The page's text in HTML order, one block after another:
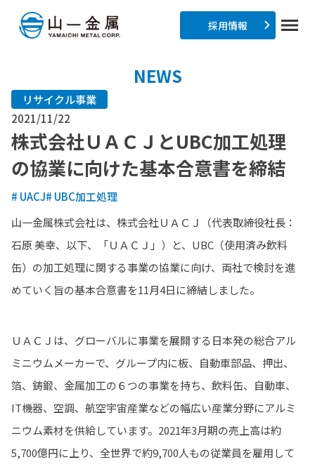
採用情報
NEWS
リサイクル事業
2021/11/22
株式会社ＵＡＣＪとUBC加工処理
の協業に向けた基本合意書を締結
# UACJ# UBC加工処理
山一金属株式会社は、株式会社ＵＡＣＪ（代表取締役社長：
石原 美幸、以下、「ＵＡＣＪ」）と、UBC（使用済み飲料
缶）の加工処理に関する事業の協業に向け、両社で検討を進
めていく旨の基本合意書を11月4日に締結しました。
ＵＡＣＪは、グローバルに事業を展開する日本発の総合アル
ミニウムメーカーで、グループ内に板、自動車部品、押出、
箔、鋳鍛、金属加工の６つの事業を持ち、飲料缶、自動車、
IT機器、空調、航空宇宙産業などの幅広い産業分野にアルミ
ニウム素材を供給しています。2021年3月期の売上高は約
5,700億円に上り、全世界で約9,700人もの従業員を雇用して